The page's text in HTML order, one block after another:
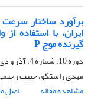
برآورد ساختار
ایران، با استفاده
گیرنده موج P
دوره 10، شماره 4، آذر و دی 1395، صفحه
مهدی راستگو، حبیب
مشاهده مقاله
اصل